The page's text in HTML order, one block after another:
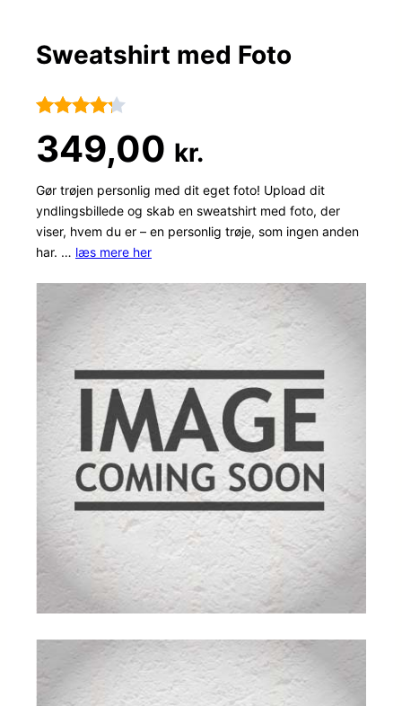
Sweatshirt med Foto
som4.2
ud af 5
baseret
på
ømmelse
r
349,00 kr.
Gør trøjen personlig med dit eget foto! Upload dit
yndlingsbillede og skab en sweatshirt med foto, der
viser, hvem du er – en personlig trøje, som ingen anden
har. … læs mere her